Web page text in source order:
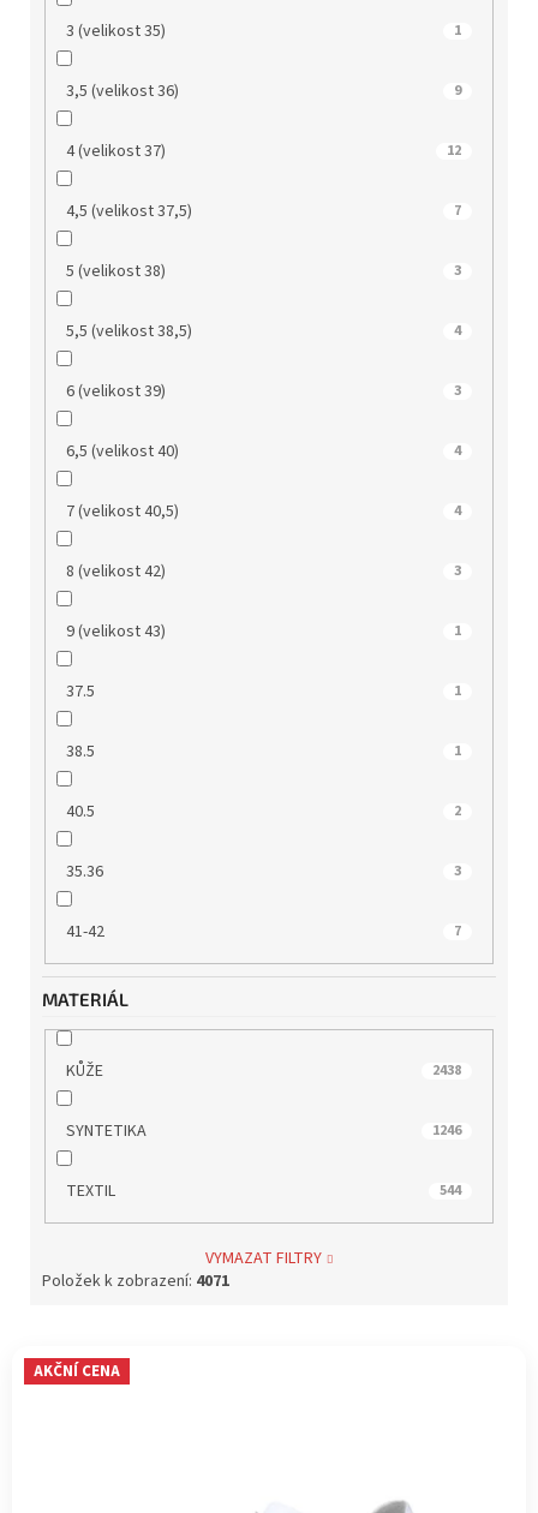
3 (velikost 35) 1
3,5 (velikost 36) 9
4 (velikost 37) 12
4,5 (velikost 37,5) 7
5 (velikost 38) 3
5,5 (velikost 38,5) 4
6 (velikost 39) 3
6,5 (velikost 40) 4
7 (velikost 40,5) 4
8 (velikost 42) 3
9 (velikost 43) 1
37.5 1
38.5 1
40.5 2
35.36 3
41-42 7
MATERIÁL
KŮŽE 2438
SYNTETIKA 1246
TEXTIL 544
VYMAZAT FILTRY
Položek k zobrazení: 4071
V AKČNÍ CENA